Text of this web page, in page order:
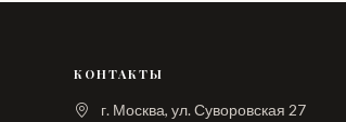
КОНТАКТЫ
г. Москва, ул. Суворовская 27